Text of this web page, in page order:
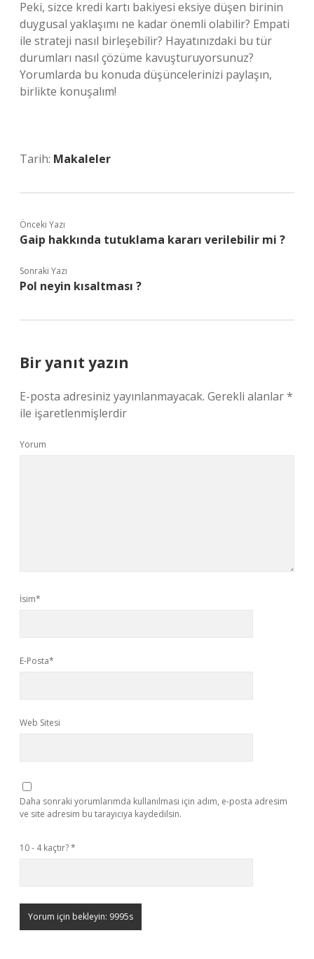
Peki, sizce kredi kartı bakiyesi eksiye düşen birinin
duygusal yaklaşımı ne kadar önemli olabilir? Empati
ile strateji nasıl birleşebilir? Hayatınızdaki bu tür
durumları nasıl çözüme kavuşturuyorsunuz?
Yorumlarda bu konuda düşüncelerinizi paylaşın,
birlikte konuşalım!
Tarih: Makaleler
Önceki Yazı
Gaip hakkında tutuklama kararı verilebilir mi ?
Sonraki Yazı
Pol neyin kısaltması ?
Bir yanıt yazın
E-posta adresiniz yayınlanmayacak. Gerekli alanlar*
ile işaretlenmişlerdir
Yorum
İsim*
E-Posta*
Web Sitesi
Daha sonraki yorumlarımda kullanılması için adım, e-posta adresim
ve site adresim bu tarayıcıya kaydedilsin.
10 - 4 kaçtır?*